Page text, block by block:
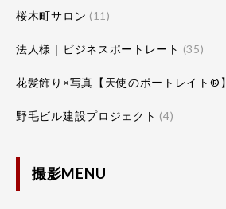
桜木町サロン (11)
法人様｜ビジネスポートレート (35)
花髪飾り×写真【天使のポートレイト®】
野毛ビル建設プロジェクト (4)
撮影MENU